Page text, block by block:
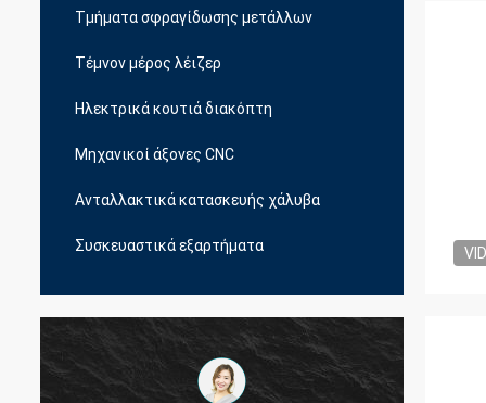
Τμήματα σφραγίδωσης μετάλλων
Τέμνον μέρος λέιζερ
Ηλεκτρικά κουτιά διακόπτη
Μηχανικοί άξονες CNC
Ανταλλακτικά κατασκευής χάλυβα
Συσκευαστικά εξαρτήματα